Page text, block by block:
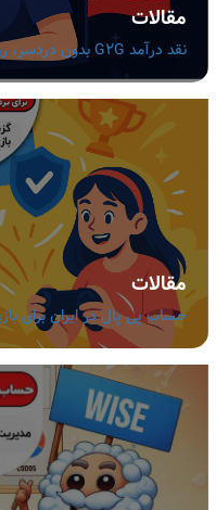
مقالات
نقد درآمد G2G بدون دردسر، روش های مطمئن برای گیمرهای ایرانی
مقالات
حساب پی پال در ایران برای